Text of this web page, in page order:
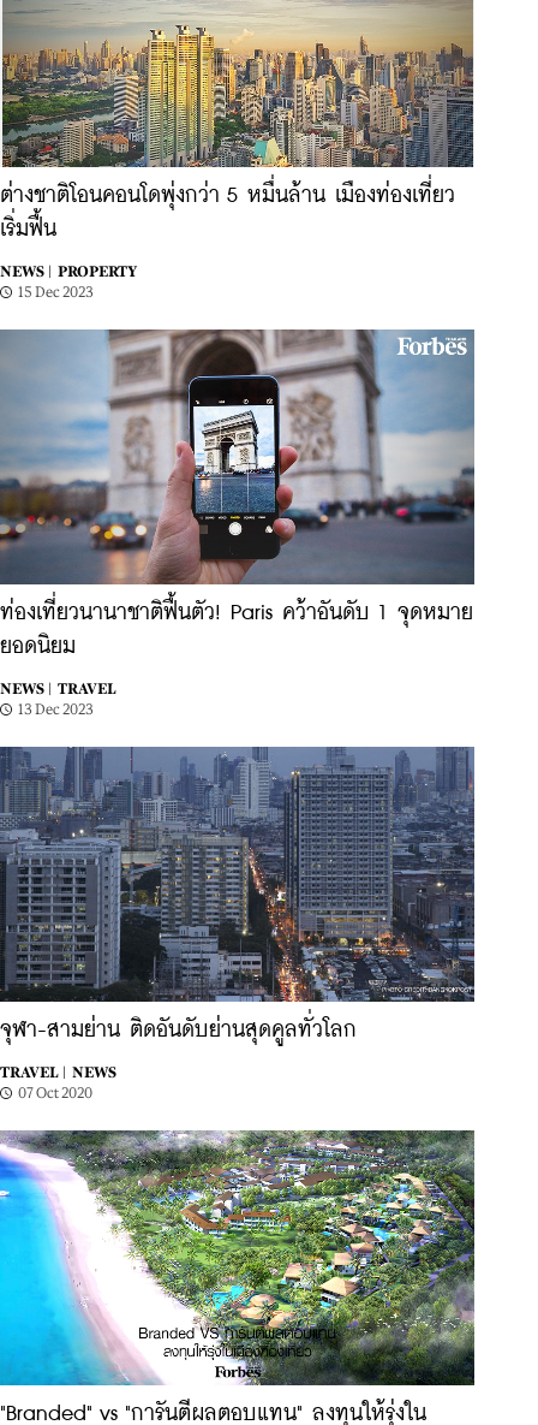
ต่างชาติโอนคอนโดพุ่งกว่า 5 หมื่นล้าน เมืองท่องเที่ยว
เริ่มฟื้น
NEWS |
PROPERTY
15 Dec 2023
ท่องเที่ยวนานาชาติฟื้นตัว! Paris คว้าอันดับ 1 จุดหมาย
ยอดนิยม
NEWS |
TRAVEL
13 Dec 2023
จุฬา-สามย่าน ติดอันดับย่านสุดคูลทั่วโลก
TRAVEL |
NEWS
07 Oct 2020
"Branded" vs "การันตีผลตอบแทน" ลงทุนให้รุ่งใน